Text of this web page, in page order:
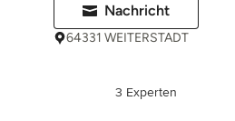
Nachricht
64331 WEITERSTADT
3 Experten